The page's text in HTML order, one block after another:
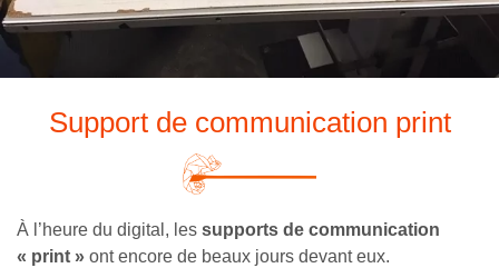
Support de communication print
À l’heure du digital, les supports de communication
« print » ont encore de beaux jours devant eux.